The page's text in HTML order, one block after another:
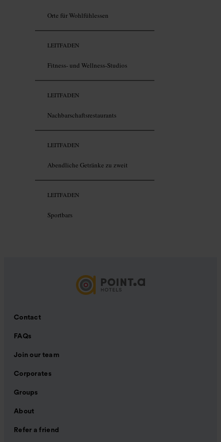
Orte für Wohlfühlessen
LEITFADEN
Fitness- und Wellness-Studios
LEITFADEN
Nachbarschaftsrestaurants
LEITFADEN
Abendliche Getränke zu zweit
LEITFADEN
Sportbars
Contact
FAQs
Join our team
Corporates
Groups
About
Refer a friend